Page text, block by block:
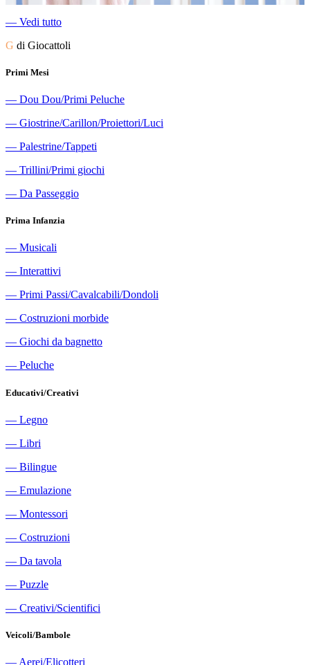
― Vedi tutto
G di Giocattoli
Primi Mesi
― Dou Dou/Primi Peluche
― Giostrine/Carillon/Proiettori/Luci
― Palestrine/Tappeti
― Trillini/Primi giochi
― Da Passeggio
Prima Infanzia
― Musicali
― Interattivi
― Primi Passi/Cavalcabili/Dondoli
― Costruzioni morbide
― Giochi da bagnetto
― Peluche
Educativi/Creativi
― Legno
― Libri
― Bilingue
― Emulazione
― Montessori
― Costruzioni
― Da tavola
― Puzzle
― Creativi/Scientifici
Veicoli/Bambole
― Aerei/Elicotteri